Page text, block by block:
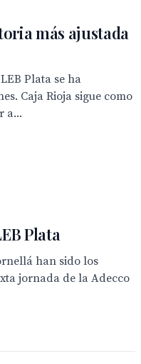
más ajustada
Plata se ha
Caja Rioja sigue como
a...
Plata
han sido los
jornada de la Adecco